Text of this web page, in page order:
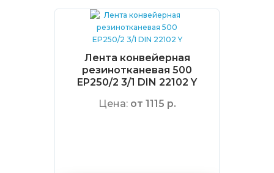
Лента конвейерная
резинотканевая 500
EP250/2 3/1 DIN 22102 Y
Цена: от 1115 р.